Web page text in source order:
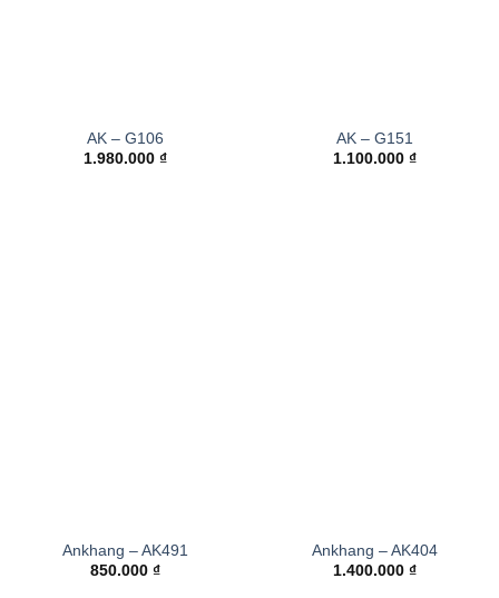
AK – G106
1.980.000 ₫
AK – G151
1.100.000 ₫
Ankhang – AK491
850.000 ₫
Ankhang – AK404
1.400.000 ₫